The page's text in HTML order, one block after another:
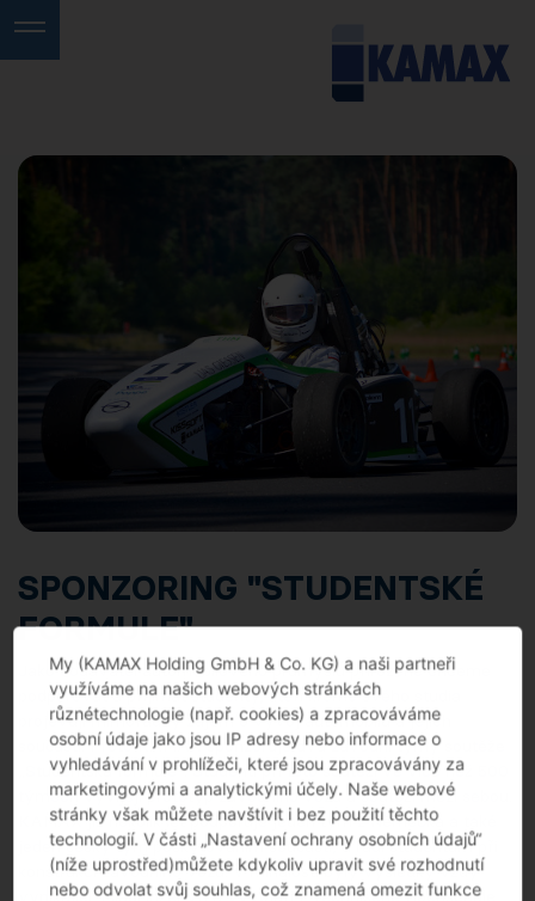
SPONZORING "STUDENTSKÉ
FORMULE"
Jako dodavatel automobilového průmyslu přirozeně chceme
podporovat a přijímat studenty, kteří kromě svého studia
projevují mimořádný zájem o vývoj automobilů a jejich
součástí. Proto KAMAX sponzoruje dva závodní týmy soutěže
„Studentská formule“. Studenti při této soutěži ve více než 500
týmech vyvíjejí prototyp závodního vozu a soutěží mezi sebou.
KAMAX již několik let podporuje jeden tým z Německa a také
jeden český tým poskytováním součástí, a radí studentům při
konstrukci závodního vozu. V minulosti byly výsledky vždy
vynikající. Mladí inženýři a vývojáři z Technische Hochschule
My (KAMAX Holding GmbH & Co. KG) a naši partneři
využíváme na našich webových stránkách
různétechnologie (např. cookies) a zpracováváme
osobní údaje jako jsou IP adresy nebo informace o
vyhledávání v prohlížeči, které jsou zpracovávány za
marketingovými a analytickými účely. Naše webové
stránky však můžete navštívit i bez použití těchto
technologií. V části „Nastavení ochrany osobních údajů“
(níže uprostřed)můžete kdykoliv upravit své rozhodnutí
nebo odvolat svůj souhlas, což znamená omezit funkce